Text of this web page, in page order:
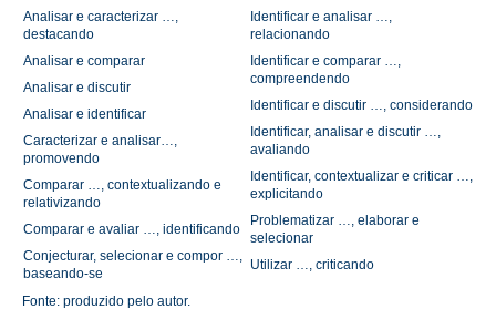
Analisar e caracterizar …,
destacando
Analisar e comparar
Analisar e discutir
Analisar e identificar
Caracterizar e analisar…,
promovendo
Comparar …, contextualizando e
relativizando
Comparar e avaliar …, identificando
Conjecturar, selecionar e compor …,
baseando-se
Identificar e analisar …,
relacionando
Identificar e comparar …,
compreendendo
Identificar e discutir …, considerando
Identificar, analisar e discutir …,
avaliando
Identificar, contextualizar e criticar …,
explicitando
Problematizar …, elaborar e
selecionar
Utilizar …, criticando
Fonte: produzido pelo autor.